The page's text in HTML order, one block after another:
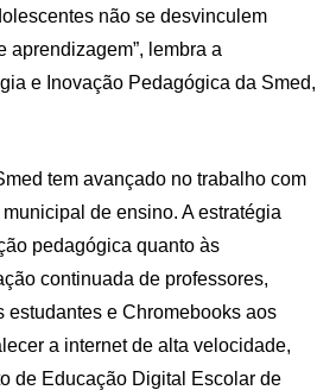
não se desvinculem
aprendizagem”, lembra a
e Inovação Pedagógica da Smed,
tem avançado no trabalho com
de ensino. A estratégia
pedagógica quanto às
continuada de professores,
estudantes e Chromebooks aos
a internet de alta velocidade,
de Educação Digital Escolar de